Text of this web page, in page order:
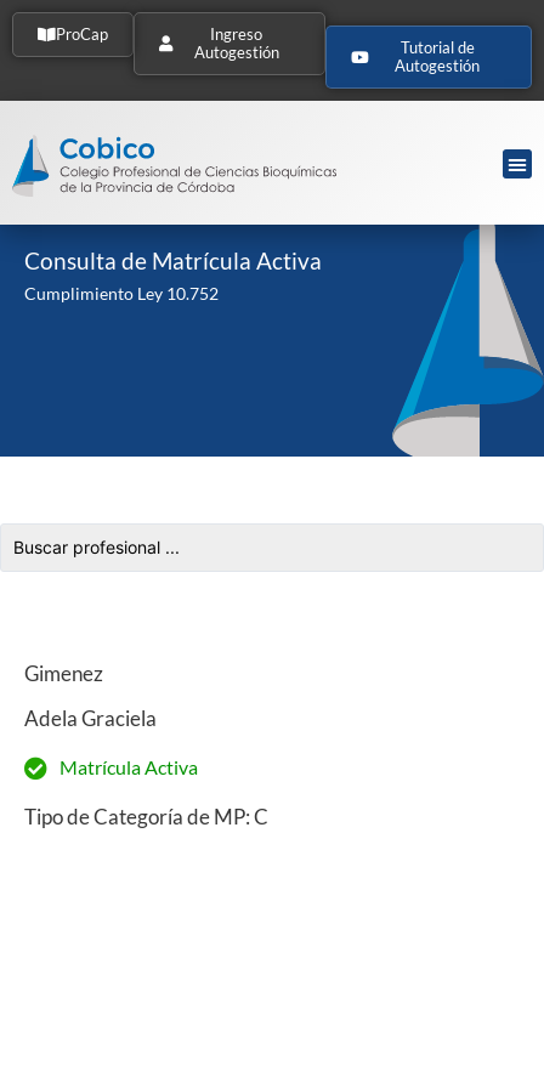
ProCap
Ingreso
Autogestión
Tutorial de
Autogestión
Consulta de Matrícula Activa
Cumplimiento Ley 10.752
Gimenez
Adela Graciela
Matrícula Activa
Tipo de Categoría de MP: C